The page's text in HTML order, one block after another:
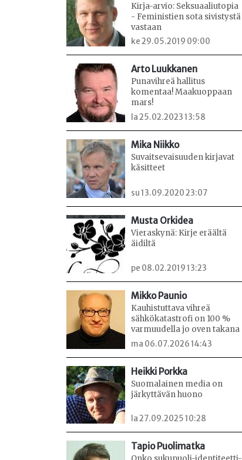
Kirja-arvio: Seksuaaliutopia
- Feministien sota sivistystä
vastaan
ke 29.05.2019 09:00
Arto Luukkanen
Punavihreä hallitus
komentaa! Maakuoppaan
mars!
la 25.02.2023 13:58
Mika Niikko
Suvaitsevaisuuden kirjavat
käsitteet
su 13.09.2020 23:07
Musta Orkidea
Vieraskynä: Kirje eräältä
äidiltä
pe 08.02.2019 13:23
Mikko Paunio
Kauhistuttava vihreä
sähkökatastrofi on 100 %
varmuudella jo oven takana
ma 06.07.2026 14:43
Heikki Porkka
Suomalainen media on
järkyttävän huono
la 27.09.2025 10:28
Tapio Puolimatka